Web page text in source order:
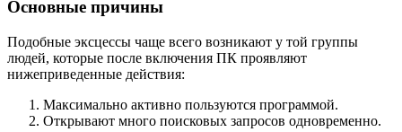
Основные причины
Подобные эксцессы чаще всего возникают у той группы
людей, которые после включения ПК проявляют
нижеприведенные действия:
Максимально активно пользуются программой.
Открывают много поисковых запросов одновременно.